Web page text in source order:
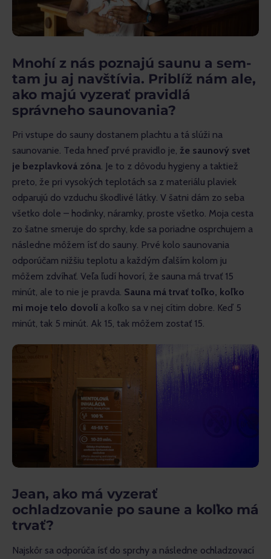
Mnohí z nás poznajú saunu a sem-
tam ju aj navštívia. Priblíž nám ale,
ako majú vyzerať pravidlá
správneho saunovania?
Pri vstupe do sauny dostanem plachtu a tá slúži na
saunovanie. Teda hneď prvé pravidlo je, že saunový svet
je bezplavková zóna. Je to z dôvodu hygieny a taktiež
preto, že pri vysokých teplotách sa z materiálu plaviek
odparujú do vzduchu škodlivé látky. V šatni dám zo seba
všetko dole – hodinky, náramky, proste všetko. Moja cesta
zo šatne smeruje do sprchy, kde sa poriadne osprchujem a
následne môžem ísť do sauny. Prvé kolo saunovania
odporúčam nižšiu teplotu a každým ďalším kolom ju
môžem zdvíhať. Veľa ľudí hovorí, že sauna má trvať 15
minút, ale to nie je pravda. Sauna má trvať toľko, koľko
mi moje telo dovolí a koľko sa v nej cítim dobre. Keď 5
minút, tak 5 minút. Ak 15, tak môžem zostať 15.
Jean, ako má vyzerať
ochladzovanie po saune a koľko má
trvať?
Najskôr sa odporúča ísť do sprchy a následne ochladzovací